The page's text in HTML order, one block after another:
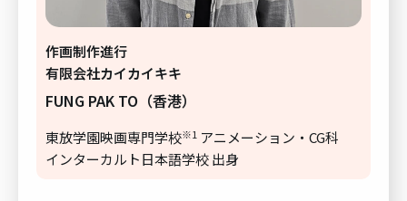
作画制作進行
有限会社カイカイキキ
FUNG PAK TO（香港）
東放学園映画専門学校※1 アニメーション・CG科
インターカルト日本語学校 出身